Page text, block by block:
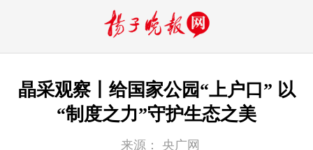
晶采观察丨给国家公园“上户口” 以
“制度之力”守护生态之美
来源：
央广网